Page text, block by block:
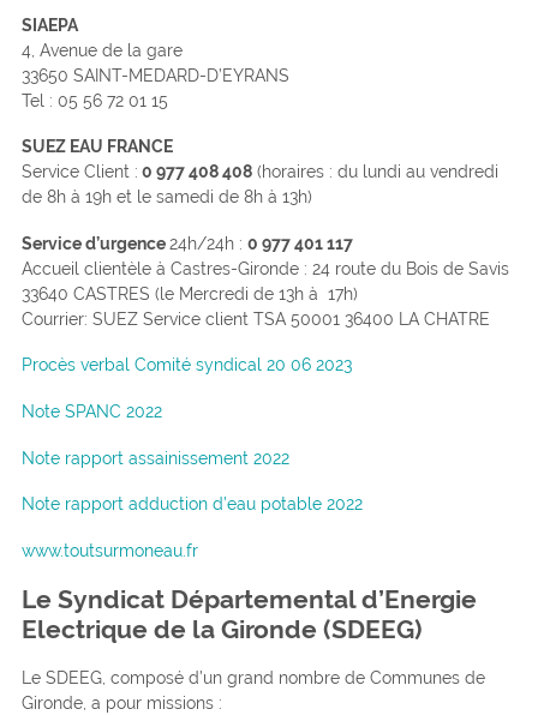
SIAEPA
4, Avenue de la gare
33650 SAINT-MEDARD-D’EYRANS
Tel : 05 56 72 01 15
SUEZ EAU FRANCE
Service Client : 0 977 408 408(horaires : du lundi au vendredi
de 8h à 19h et le samedi de 8h à 13h)
Service d’urgence24h/24h : 0 977 401 117
Accueil clientèle à Castres-Gironde : 24 route du Bois de Savis
33640 CASTRES (le Mercredi de 13h à 17h)
Courrier: SUEZ Service client TSA 50001 36400 LA CHATRE
Procès verbal Comité syndical 20 06 2023
Note SPANC 2022
Note rapport assainissement 2022
Note rapport adduction d’eau potable 2022
www.toutsurmoneau.fr
Le Syndicat Départemental d’Energie
Electrique de la Gironde (SDEEG)
Le SDEEG, composé d’un grand nombre de Communes de
Gironde, a pour missions :